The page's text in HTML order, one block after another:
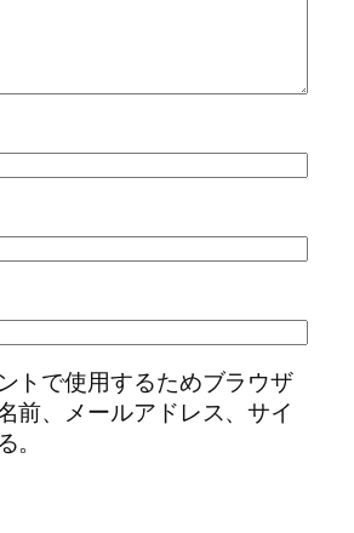
トで使用するためブラウザ
前、メールアドレス、サイ
。